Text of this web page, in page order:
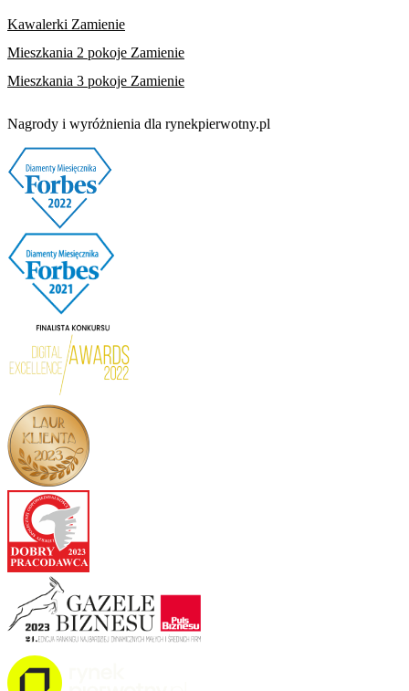
Kawalerki Zamienie
Mieszkania 2 pokoje Zamienie
Mieszkania 3 pokoje Zamienie
Nagrody i wyróżnienia dla rynekpierwotny.pl